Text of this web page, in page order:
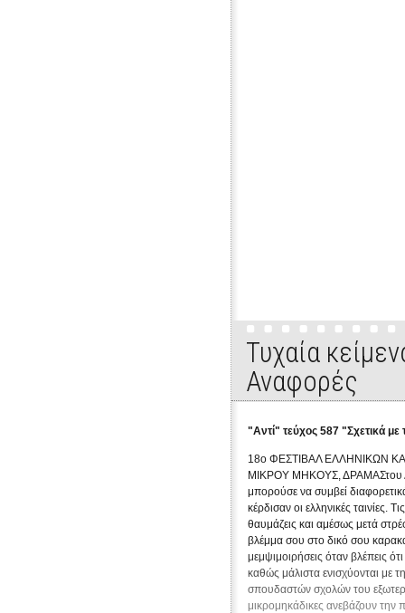
Εκπομπή 1η: "Έλα να σου πω".
Τυχαία
Αναφορές
"Αντί" τεύχος 587 "Σχετικά με
18ο ΦΕΣΤΙΒΑΛ ΕΛΛΗΝΙΚΩΝ
ΜΙΚΡΟΥ ΜΗΚΟΥΣ, ΔΡΑΜΑΣτου
μπορούσε να συμβεί
κέρδισαν οι ελληνικές ταινίες.
θαυμάζεις και αμέσως μετά
βλέμμα σου στο δικό σου
μεμψιμοιρήσεις όταν βλέπεις
καθώς μάλιστα ενισχύονται με
σπουδαστών σχολών του
μικρομηκάδικες ανεβάζουν την